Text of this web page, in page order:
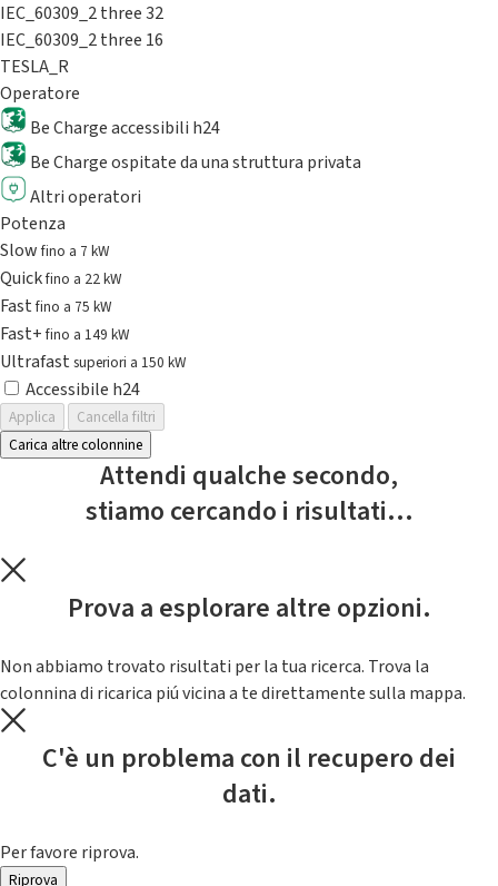
IEC_60309_2 three 32
IEC_60309_2 three 16
TESLA_R
Operatore
Be Charge accessibili h24
Be Charge ospitate da una struttura privata
Altri operatori
Potenza
Slowfino a 7 kW
Quickfino a 22 kW
Fastfino a 75 kW
Fast+fino a 149 kW
Ultrafast superiori a 150 kW
Accessibile h24
Applica
Cancella filtri
Carica altre colonnine
Attendi qualche secondo,
stiamo cercando i risultati...
Prova a esplorare altre opzioni.
Non abbiamo trovato risultati per la tua ricerca. Trova la
colonnina di ricarica piú vicina a te direttamente sulla mappa.
C'è un problema con il recupero dei
dati.
Per favore riprova.
Riprova